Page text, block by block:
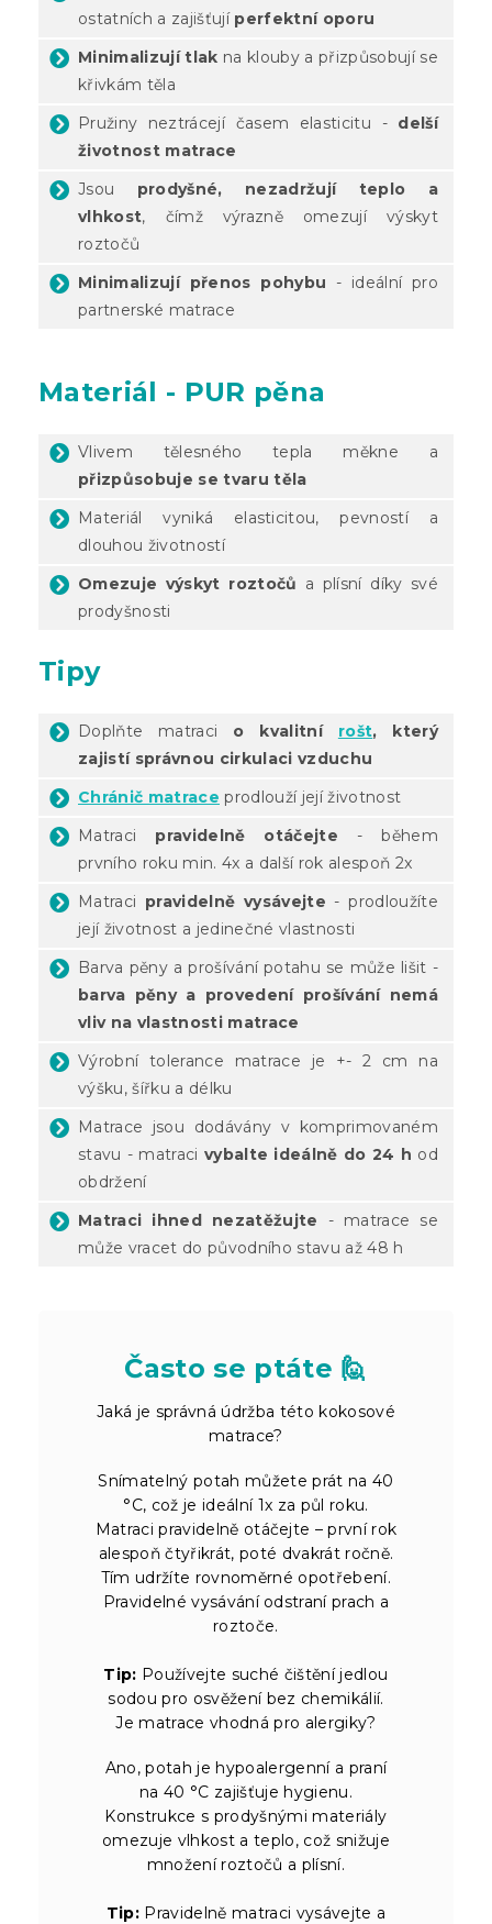
ostatních a zajišťují perfektní oporu
Minimalizují tlak na klouby a přizpůsobují se
křivkám těla
Pružiny neztrácejí časem elasticitu - delší
životnost matrace
Jsou prodyšné, nezadržují teplo a
vlhkost, čímž výrazně omezují výskyt
roztočů
Minimalizují přenos pohybu - ideální pro
partnerské matrace
Materiál - PUR pěna
Vlivem tělesného tepla měkne a
přizpůsobuje se tvaru těla
Materiál vyniká elasticitou, pevností a
dlouhou životností
Omezuje výskyt roztočů a plísní díky své
prodyšnosti
Tipy
Doplňte matraci o kvalitní rošt, který
zajistí správnou cirkulaci vzduchu
Chránič matrace prodlouží její životnost
Matraci pravidelně otáčejte - během
prvního roku min. 4x a další rok alespoň 2x
Matraci pravidelně vysávejte - prodloužíte
její životnost a jedinečné vlastnosti
Barva pěny a prošívání potahu se může lišit -
barva pěny a provedení prošívání nemá
vliv na vlastnosti matrace
Výrobní tolerance matrace je +- 2 cm na
výšku, šířku a délku
Matrace jsou dodávány v komprimovaném
stavu - matraci vybalte ideálně do 24 h od
obdržení
Matraci ihned nezatěžujte - matrace se
může vracet do původního stavu až 48 h
Často se ptáte 🙋
Jaká je správná údržba této kokosové
matrace?
Snímatelný potah můžete prát na 40
°C, což je ideální 1x za půl roku.
Matraci pravidelně otáčejte – první rok
alespoň čtyřikrát, poté dvakrát ročně.
Tím udržíte rovnoměrné opotřebení.
Pravidelné vysávání odstraní prach a
roztoče.
Tip: Používejte suché čištění jedlou
sodou pro osvěžení bez chemikálií.
Je matrace vhodná pro alergiky?
Ano, potah je hypoalergenní a praní
na 40 °C zajišťuje hygienu.
Konstrukce s prodyšnými materiály
omezuje vlhkost a teplo, což snižuje
množení roztočů a plísní.
Tip: Pravidelně matraci vysávejte a